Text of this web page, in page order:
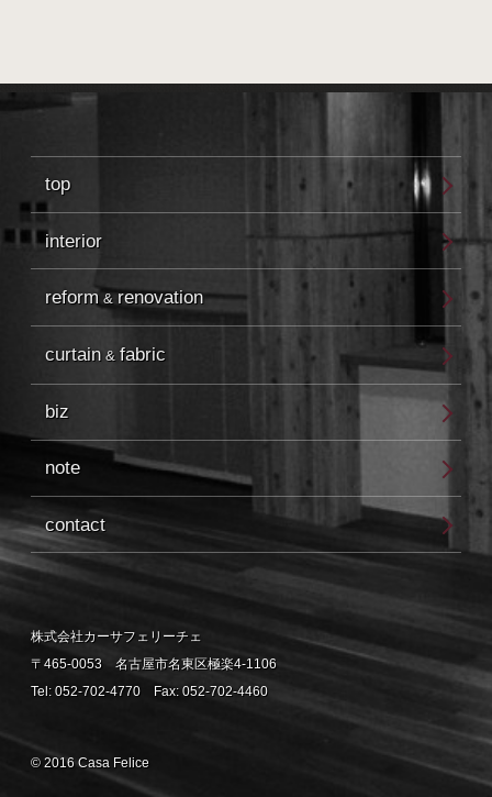
top
interior
reform& renovation
curtain& fabric
biz
note
contact
株式会社カーサフェリーチェ
〒465-0053 名古屋市名東区極楽4-1106
Tel: 052-702-4770 Fax: 052-702-4460
© 2016 Casa Felice